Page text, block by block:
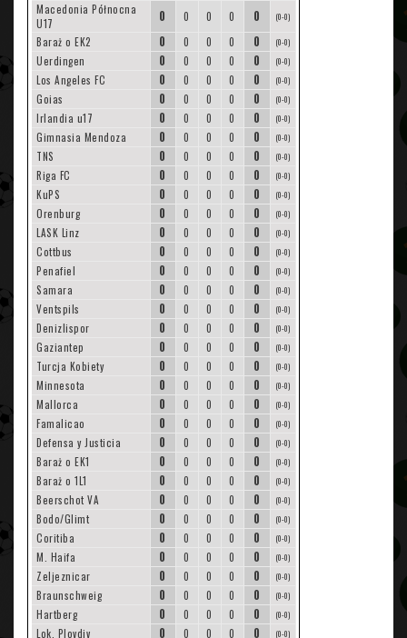
Macedonia Północna
U17
0 0 0 0 0 (0-0)
Baraż o EK2 0 0 0 0 0 (0-0)
Uerdingen 0 0 0 0 0 (0-0)
Los Angeles FC 0 0 0 0 0 (0-0)
Goias 0 0 0 0 0 (0-0)
Irlandia u17 0 0 0 0 0 (0-0)
Gimnasia Mendoza 0 0 0 0 0 (0-0)
TNS 0 0 0 0 0 (0-0)
Riga FC 0 0 0 0 0 (0-0)
KuPS 0 0 0 0 0 (0-0)
Orenburg 0 0 0 0 0 (0-0)
LASK Linz 0 0 0 0 0 (0-0)
Cottbus 0 0 0 0 0 (0-0)
Penafiel 0 0 0 0 0 (0-0)
Samara 0 0 0 0 0 (0-0)
Ventspils 0 0 0 0 0 (0-0)
Denizlispor 0 0 0 0 0 (0-0)
Gaziantep 0 0 0 0 0 (0-0)
Turcja Kobiety 0 0 0 0 0 (0-0)
Minnesota 0 0 0 0 0 (0-0)
Mallorca 0 0 0 0 0 (0-0)
Famalicao 0 0 0 0 0 (0-0)
Defensa y Justicia 0 0 0 0 0 (0-0)
Baraż o EK1 0 0 0 0 0 (0-0)
Baraż o 1L1 0 0 0 0 0 (0-0)
Beerschot VA 0 0 0 0 0 (0-0)
Bodo/Glimt 0 0 0 0 0 (0-0)
Coritiba 0 0 0 0 0 (0-0)
M. Haifa 0 0 0 0 0 (0-0)
Zeljeznicar 0 0 0 0 0 (0-0)
Braunschweig 0 0 0 0 0 (0-0)
Hartberg 0 0 0 0 0 (0-0)
Lok. Plovdiv 0 0 0 0 0 (0-0)